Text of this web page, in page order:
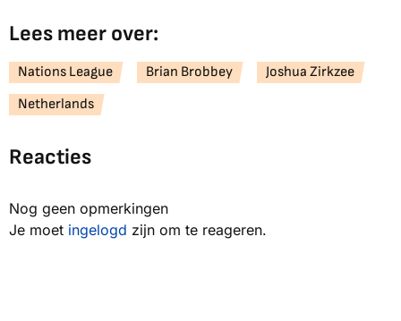
Lees meer over:
Nations League Brian Brobbey
Joshua Zirkzee
Netherlands
Reacties
Nog geen opmerkingen
Je moet ingelogd zijn om te reageren.